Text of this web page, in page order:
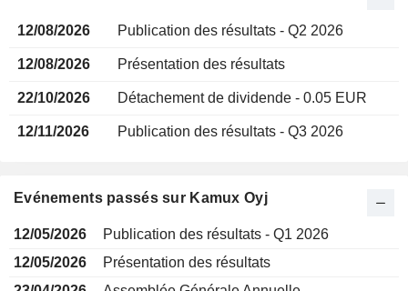
12/08/2026 Publication des résultats - Q2 2026
12/08/2026 Présentation des résultats
22/10/2026 Détachement de dividende - 0.05 EUR
12/11/2026 Publication des résultats - Q3 2026
Evénements passés sur Kamux Oyj
12/05/2026
Publication des résultats - Q1 2026
12/05/2026
Présentation des résultats